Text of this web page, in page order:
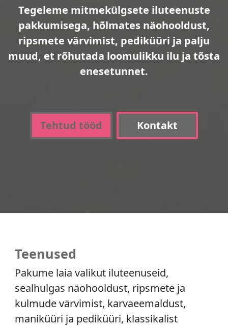
Tegeleme mitmekülgsete iluteenuste
pakkumisega, hõlmates näohooldust,
ripsmete värvimist, pediküüri ja palju
muud, et rõhutada loomulikku ilu ja tõsta
enesetunnet.
Tehtud tööd Kontakt
Teenused
Pakume laia valikut iluteenuseid,
sealhulgas näohooldust, ripsmete ja
kulmude värvimist, karvaeemaldust,
maniküüri ja pediküüri, klassikalist